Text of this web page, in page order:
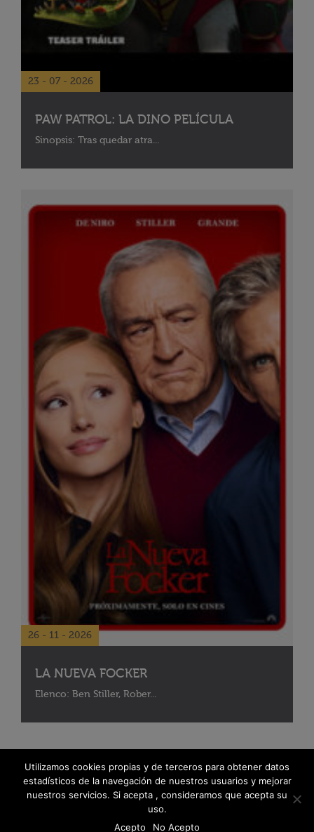
23 - 07 - 2026
PAW PATROL: LA DINO PELÍCULA
Sinopsis: Tras quedar atra...
26 - 11 - 2026
LA NUEVA FOCKER
Elenco: Ben Stiller, Rober...
Utilizamos cookies propias y de terceros para obtener datos
estadísticos de la navegación de nuestros usuarios y mejorar
nuestros servicios. Si acepta , consideramos que acepta su
uso.
Acepto
No Acepto